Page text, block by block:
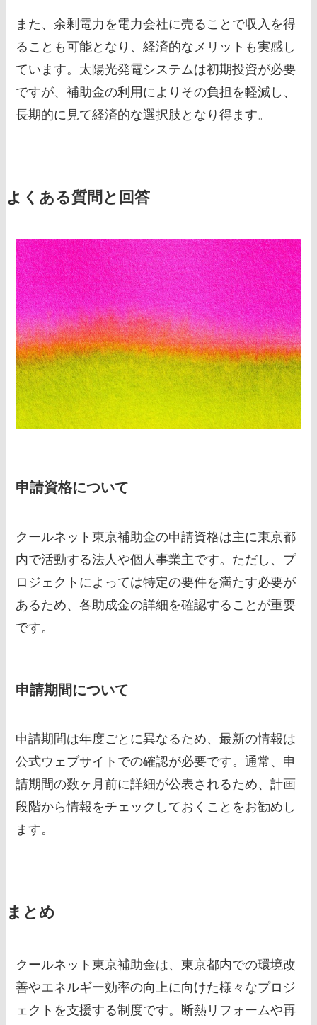
また、余剰電力を電力会社に売ることで収入を得
ることも可能となり、経済的なメリットも実感し
ています。太陽光発電システムは初期投資が必要
ですが、補助金の利用によりその負担を軽減し、
長期的に見て経済的な選択肢となり得ます。
よくある質問と回答
申請資格について
クールネット東京補助金の申請資格は主に東京都
内で活動する法人や個人事業主です。ただし、プ
ロジェクトによっては特定の要件を満たす必要が
あるため、各助成金の詳細を確認することが重要
です。
申請期間について
申請期間は年度ごとに異なるため、最新の情報は
公式ウェブサイトでの確認が必要です。通常、申
請期間の数ヶ月前に詳細が公表されるため、計画
段階から情報をチェックしておくことをお勧めし
ます。
まとめ
クールネット東京補助金は、東京都内での環境改
善やエネルギー効率の向上に向けた様々なプロジ
ェクトを支援する制度です。断熱リフォームや再